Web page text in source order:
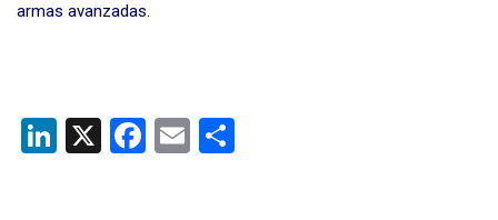
armas avanzadas.
Li
X
F
E